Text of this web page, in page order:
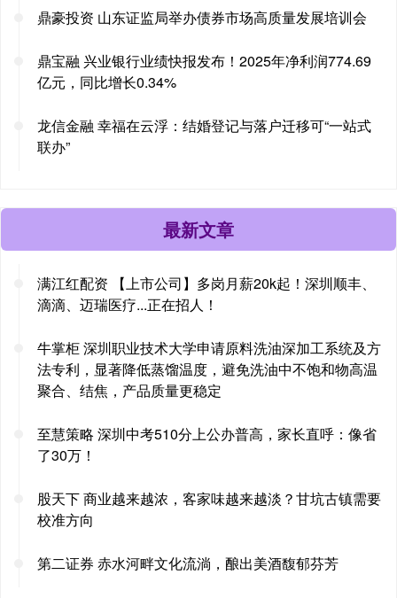
鼎豪投资 山东证监局举办债券市场高质量发展培训会
鼎宝融 兴业银行业绩快报发布！2025年净利润774.69
亿元，同比增长0.34%
龙信金融 幸福在云浮：结婚登记与落户迁移可“一站式
联办”
最新文章
满江红配资 【上市公司】多岗月薪20k起！深圳顺丰、
滴滴、迈瑞医疗...正在招人！
牛掌柜 深圳职业技术大学申请原料洗油深加工系统及方
法专利，显著降低蒸馏温度，避免洗油中不饱和物高温
聚合、结焦，产品质量更稳定
至慧策略 深圳中考510分上公办普高，家长直呼：像省
了30万！
股天下 商业越来越浓，客家味越来越淡？甘坑古镇需要
校准方向
第二证券 赤水河畔文化流淌，酿出美酒馥郁芬芳